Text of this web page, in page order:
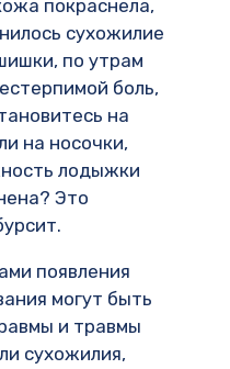
покраснела,
сухожилие
по утрам
боль,
на
на носочки,
лодыжки
Это
появления
могут быть
и травмы
сухожилия,